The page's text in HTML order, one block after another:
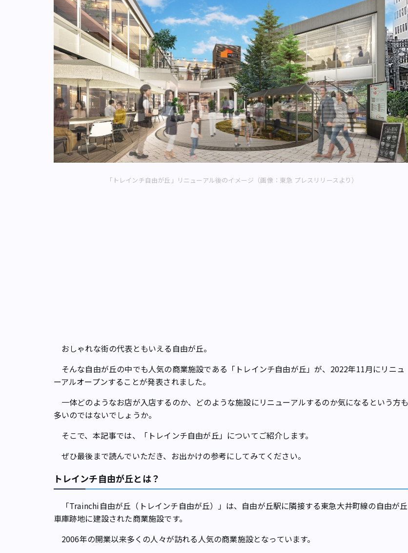
「トレインチ自由が丘」リニューアル後のイメージ（画像：東急 プレスリリースより）
おしゃれな街の代表ともいえる自由が丘。
そんな自由が丘の中でも人気の商業施設である「トレインチ自由が丘」が、2022年11月にリニュ
ーアルオープンすることが発表されました。
一体どのようなお店が入店するのか、どのような施設にリニューアルするのか気になるという方も
多いのではないでしょうか。
そこで、本記事では、「トレインチ自由が丘」についてご紹介します。
ぜひ最後まで読んでいただき、お出かけの参考にしてみてください。
トレインチ自由が丘とは？
「Trainchi自由が丘（トレインチ自由が丘）」は、自由が丘駅に隣接する東急大井町線の自由が丘
車庫跡地に建設された商業施設です。
2006年の開業以来多くの人々が訪れる人気の商業施設となっています。